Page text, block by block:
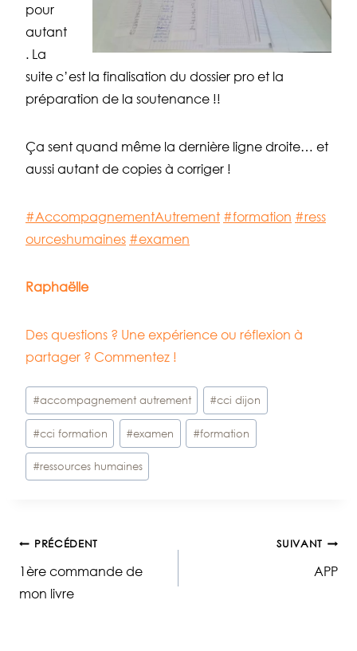
pour
autant
. La
suite c’est la finalisation du dossier pro et la
préparation de la soutenance !!
Ça sent quand même la dernière ligne droite… et
aussi autant de copies à corriger !
#AccompagnementAutrement #formation #ress
ourceshumaines #examen
Raphaëlle
Des questions ? Une expérience ou réflexion à
partager ? Commentez !
Étiquettes
de
la
publication :
#accompagnement autrement #cci dijon
#cci formation #examen #formation
#ressources humaines
Navigation
de
PRÉCÉDENT
1ère commande de
mon livre
SUIVANT
APP